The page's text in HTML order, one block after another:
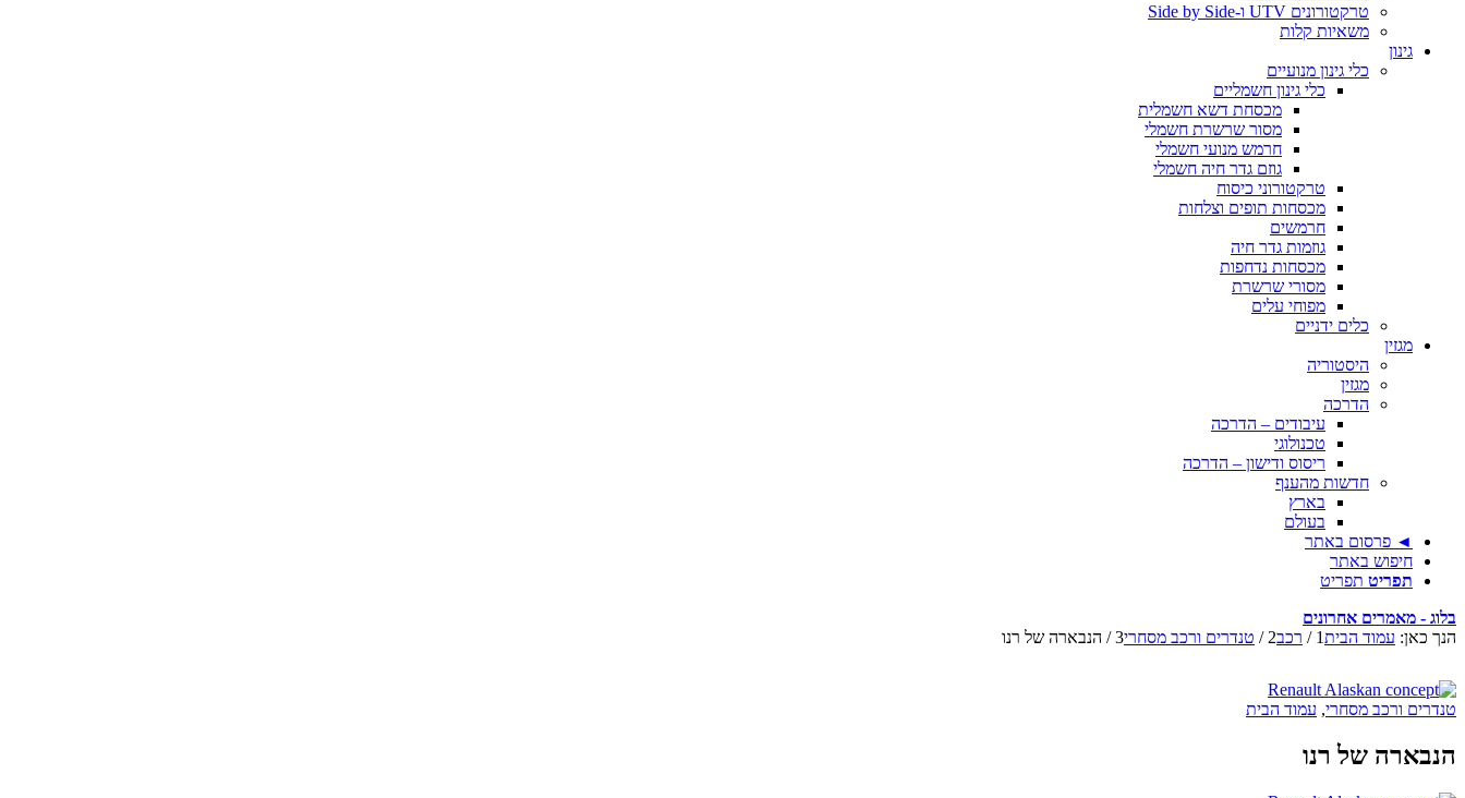
טרקטורונים UTV ו-Side by Side
משאיות קלות
גינון
כלי גינון מנועיים
כלי גינון חשמליים
מכסחת דשא חשמלית
מסור שרשרת חשמלי
חרמש מנועי חשמלי
גוזם גדר חיה חשמלי
טרקטורוני כיסוח
מכסחות תופים וצלחות
חרמשים
גוזמות גדר חיה
מכסחות נדחפות
מסורי שרשרת
מפוחי עלים
כלים ידניים
מגזין
היסטוריה
מגזין
הדרכה
עיבודים – הדרכה
טכנולוגי
ריסוס ודישון – הדרכה
חדשות מהענף
בארץ
בעולם
◄ פרסום באתר
חיפוש באתר
תפריט תפריט
בלוג - מאמרים אחרונים
הנך כאן: עמוד הבית1
/ רכב2
/ טנדרים ורכב מסחרי3
/ הנבארה של רנו
טנדרים ורכב מסחרי, עמוד הבית
הנבארה של רנו